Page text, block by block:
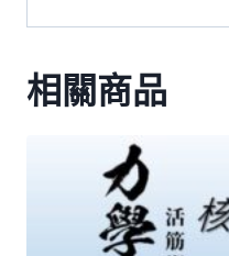
相關商品